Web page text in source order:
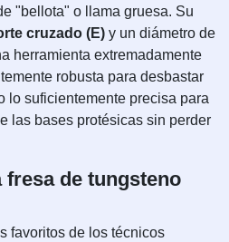
"bellota" o llama gruesa. Su
cruzado (E) y un diámetro de
herramienta extremadamente
robusta para desbastar
lo suficientemente precisa para
las bases protésicas sin perder
de tungsteno
favoritos de los técnicos